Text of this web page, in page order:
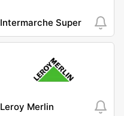
Intermarche Super
Leroy Merlin